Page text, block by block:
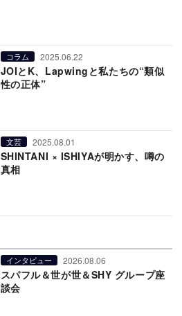
コラム 2025.06.22
JOIとK、Lapwingと私たちの“類似
性の正体”
文芸 2025.08.01
SHINTANI × ISHIYAが明かす、噂の
真相
インタビュー 2026.08.06
スパフル＆世が世＆SHY グループ座
談会